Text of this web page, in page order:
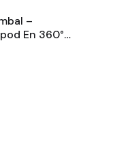
–
En 360°